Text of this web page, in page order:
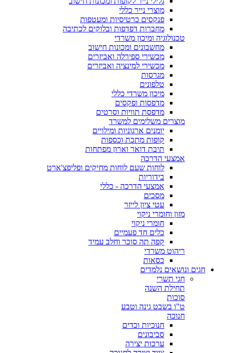
מוצרי נייר כללי
פנקסים כרטיסיות ומעטפות
מחברות דפדפות ובלוקים לכתיבה
טכנולוגיה ומיכון משרדי
מחשבונים ומכונות חישוב
מכשירי ספירלה ואביזרים
מכשירי למינציה ואביזרים
מגרסות
טלפונים
מיכון משרדי כללי
מדפסות ופקסים
מדפסת תוויות וסרטים
מוצרים משלימים למשרד
יומנים ארגוניות ומילויים
קופות מתכת וכספות
תיבת דואר וארון מפתחות
אמצעי הדרכה
לוחות שעם לוחות מחיקים ופליפצ'ארט
בידוריות
אמצעי הדרכה - כללי
מסכים
עטי ציון לייזר
מזון וחומרי ניקוי
חומרי ניקוי
כלים חד פעמיים
קפה תה סוכר וחלב עמיד
ריהוט משרדי
כסאות
חגים ונושאים נלמדים
חגי תשרי
תחילת השנה
סוכות
ט"ו בשבט גינה וטבע
חנוכה
חנוכיות וכדים
סביבונים
ערכות יצירה